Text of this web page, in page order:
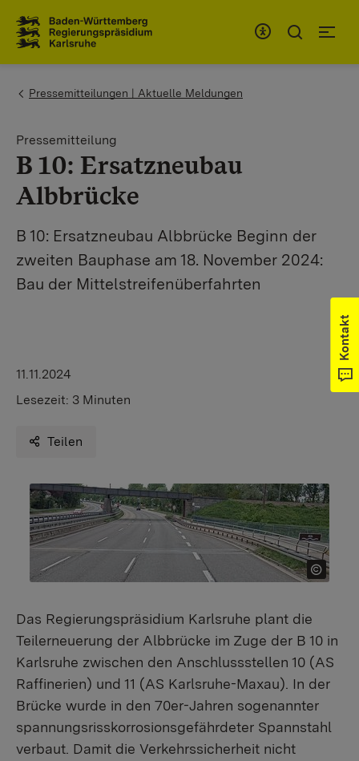
You are here:
Pressemitteilungen | Aktuelle Meldungen
Pressemitteilung
B 10: Ersatzneubau
Albbrücke
B 10: Ersatzneubau Albbrücke Beginn der
zweiten Bauphase am 18. November 2024:
Bau der Mittelstreifenüberfahrten
11.11.2024
Lesezeit: 3 Minuten
Teilen
Das Regierungspräsidium Karlsruhe plant die
Teilerneuerung der Albbrücke im Zuge der B 10 in
Karlsruhe zwischen den Anschlussstellen 10 (AS
Raffinerien) und 11 (AS Karlsruhe-Maxau). In der
Brücke wurde in den 70er-Jahren sogenannter
spannungsrisskorrosionsgefährdeter Spannstahl
verbaut. Damit die Verkehrssicherheit nicht
Kontakt